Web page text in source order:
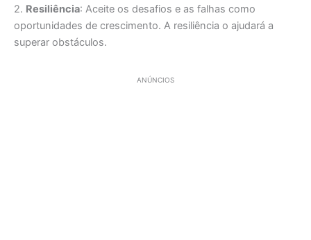
2. Resiliência: Aceite os desafios e as falhas como
oportunidades de crescimento. A resiliência o ajudará a
superar obstáculos.
ANÚNCIOS